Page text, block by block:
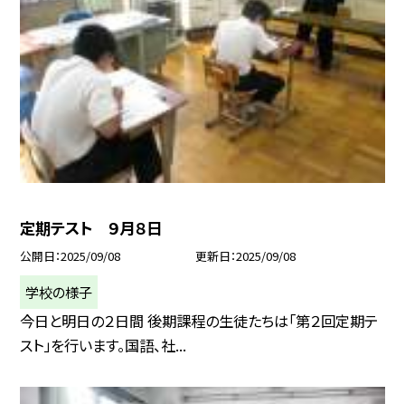
定期テスト ９月８日
公開日 2025/09/08 更新日 2025/09/08
学校の様子
今日と明日の２日間 後期課程の生徒たちは「第２回定期テ
スト」を行います。国語、社...